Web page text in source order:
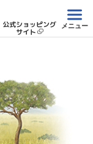
公式ショッピング
サイト
メニュー